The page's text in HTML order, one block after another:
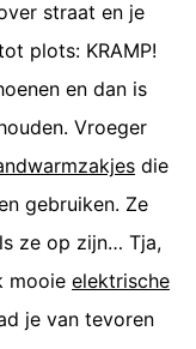
straat en je
plots: KRAMP!
en dan is
Vroeger
die
gebruiken. Ze
ze op zijn… Tja,
mooie elektrische
je van tevoren